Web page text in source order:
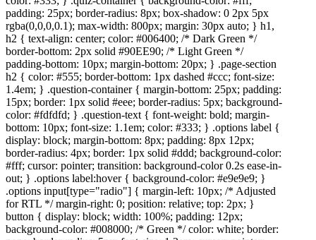
padding: 25px; border-radius: 8px; box-shadow: 0 2px 5px
rgba(0,0,0,0.1); max-width: 800px; margin: 30px auto; } h1,
h2 { text-align: center; color: #006400; /* Dark Green */
border-bottom: 2px solid #90EE90; /* Light Green */
padding-bottom: 10px; margin-bottom: 20px; } .page-section
h2 { color: #555; border-bottom: 1px dashed #ccc; font-size:
1.4em; } .question-container { margin-bottom: 25px; padding:
15px; border: 1px solid #eee; border-radius: 5px; background-
color: #fdfdfd; } .question-text { font-weight: bold; margin-
bottom: 10px; font-size: 1.1em; color: #333; } .options label {
display: block; margin-bottom: 8px; padding: 8px 12px;
border-radius: 4px; border: 1px solid #ddd; background-color:
#fff; cursor: pointer; transition: background-color 0.2s ease-in-
out; } .options label:hover { background-color: #e9e9e9; }
.options input[type="radio"] { margin-left: 10px; /* Adjusted
for RTL */ margin-right: 0; position: relative; top: 2px; }
button { display: block; width: 100%; padding: 12px;
background-color: #008000; /* Green */ color: white; border: